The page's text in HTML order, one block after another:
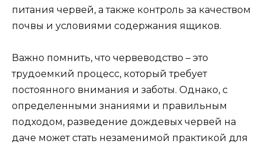
питания червей, а также контроль за качеством
почвы и условиями содержания ящиков.
Важно помнить, что червеводство – это
трудоемкий процесс, который требует
постоянного внимания и заботы. Однако, с
определенными знаниями и правильным
подходом, разведение дождевых червей на
даче может стать незаменимой практикой для